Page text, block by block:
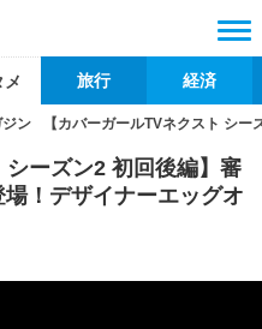
メ 旅行 経済
ジン 【カバーガールTVネクスト シ
シーズン2 初回後編】審
！デザイナーエッグオ